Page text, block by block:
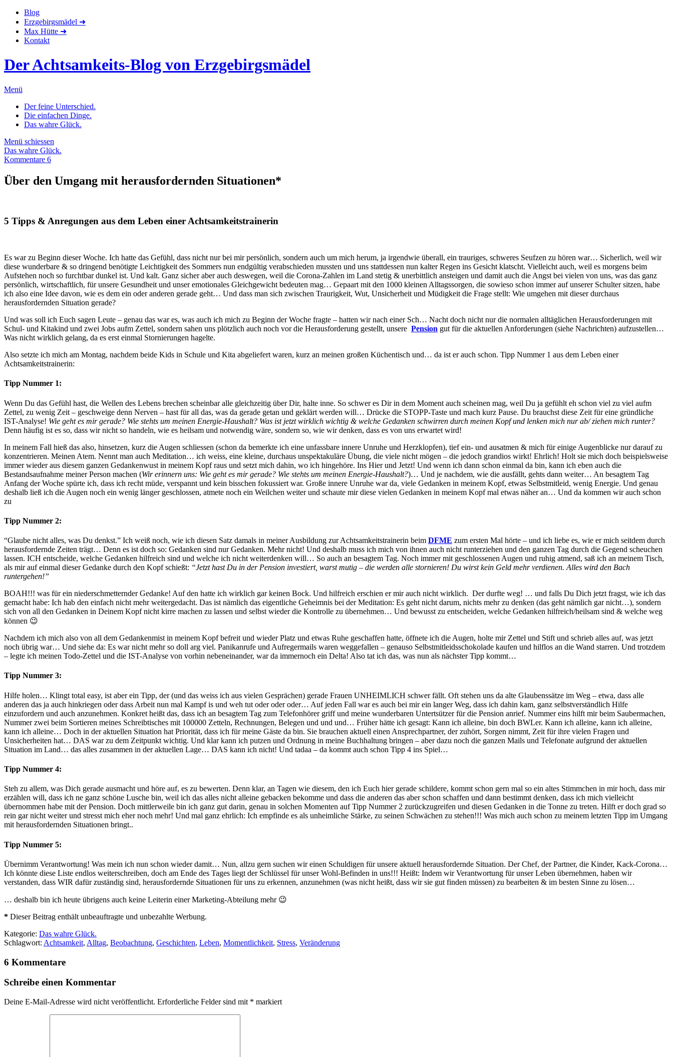
Blog
Erzgebirgsmädel ➜
Max Hütte ➜
Kontakt
Der Achtsamkeits-Blog von Erzgebirgsmädel
Menü
Der feine Unterschied.
Die einfachen Dinge.
Das wahre Glück.
Menü schiessen
Das wahre Glück.
Kommentare 6
Über den Umgang mit herausfordernden Situationen*
5 Tipps & Anregungen aus dem Leben einer Achtsamkeitstrainerin
Es war zu Beginn dieser Woche. Ich hatte das Gefühl, dass nicht nur bei mir persönlich, sondern auch um mich herum, ja irgendwie überall, ein trauriges, schweres Seufzen zu hören war… Sicherlich, weil wir
diese wunderbare & so dringend benötigte Leichtigkeit des Sommers nun endgültig verabschieden mussten und uns stattdessen nun kalter Regen ins Gesicht klatscht. Vielleicht auch, weil es morgens beim
Aufstehen noch so furchtbar dunkel ist. Und kalt. Ganz sicher aber auch deswegen, weil die Corona-Zahlen im Land stetig & unerbittlich ansteigen und damit auch die Angst bei vielen von uns, was das ganz
persönlich, wirtschaftlich, für unsere Gesundheit und unser emotionales Gleichgewicht bedeuten mag… Gepaart mit den 1000 kleinen Alltagssorgen, die sowieso schon immer auf unserer Schulter sitzen, habe
ich also eine Idee davon, wie es dem ein oder anderen gerade geht… Und dass man sich zwischen Traurigkeit, Wut, Unsicherheit und Müdigkeit die Frage stellt: Wie umgehen mit dieser durchaus
herausfordernden Situation gerade?
Und was soll ich Euch sagen Leute – genau das war es, was auch ich mich zu Beginn der Woche fragte – hatten wir nach einer Sch… Nacht doch nicht nur die normalen alltäglichen Herausforderungen mit
Schul- und Kitakind und zwei Jobs aufm Zettel, sondern sahen uns plötzlich auch noch vor die Herausforderung gestellt, unsere Pension gut für die aktuellen Anforderungen (siehe Nachrichten) aufzustellen…
Was nicht wirklich gelang, da es erst einmal Stornierungen hagelte.
Also setzte ich mich am Montag, nachdem beide Kids in Schule und Kita abgeliefert waren, kurz an meinen großen Küchentisch und… da ist er auch schon. Tipp Nummer 1 aus dem Leben einer
Achtsamkeitstrainerin:
Tipp Nummer 1:
Wenn Du das Gefühl hast, die Wellen des Lebens brechen scheinbar alle gleichzeitig über Dir, halte inne. So schwer es Dir in dem Moment auch scheinen mag, weil Du ja gefühlt eh schon viel zu viel aufm
Zettel, zu wenig Zeit – geschweige denn Nerven – hast für all das, was da gerade getan und geklärt werden will… Drücke die STOPP-Taste und mach kurz Pause. Du brauchst diese Zeit für eine gründliche
IST-Analyse! Wie geht es mir gerade? Wie stehts um meinen Energie-Haushalt? Was ist jetzt wirklich wichtig & welche Gedanken schwirren durch meinen Kopf und lenken mich nur ab/ ziehen mich runter?
Denn häufig ist es so, dass wir nicht so handeln, wie es heilsam und notwendig wäre, sondern so, wie wir denken, dass es von uns erwartet wird!
In meinem Fall hieß das also, hinsetzen, kurz die Augen schliessen (schon da bemerkte ich eine unfassbare innere Unruhe und Herzklopfen), tief ein- und ausatmen & mich für einige Augenblicke nur darauf zu
konzentrieren. Meinen Atem. Nennt man auch Meditation… ich weiss, eine kleine, durchaus unspektakuläre Übung, die viele nicht mögen – die jedoch grandios wirkt! Ehrlich! Holt sie mich doch beispielsweise
immer wieder aus diesem ganzen Gedankenwust in meinem Kopf raus und setzt mich dahin, wo ich hingehöre. Ins Hier und Jetzt! Und wenn ich dann schon einmal da bin, kann ich eben auch die
Bestandsaufnahme meiner Person machen (Wir erinnern uns: Wie geht es mir gerade? Wie stehts um meinen Energie-Haushalt?)… Und je nachdem, wie die ausfällt, gehts dann weiter… An besagtem Tag
Anfang der Woche spürte ich, dass ich recht müde, verspannt und kein bisschen fokussiert war. Große innere Unruhe war da, viele Gedanken in meinem Kopf, etwas Selbstmitleid, wenig Energie. Und genau
deshalb ließ ich die Augen noch ein wenig länger geschlossen, atmete noch ein Weilchen weiter und schaute mir diese vielen Gedanken in meinem Kopf mal etwas näher an… Und da kommen wir auch schon
zu
Tipp Nummer 2:
“Glaube nicht alles, was Du denkst.” Ich weiß noch, wie ich diesen Satz damals in meiner Ausbildung zur Achtsamkeitstrainerin beim DFME zum ersten Mal hörte – und ich liebe es, wie er mich seitdem durch
herausfordernde Zeiten trägt… Denn es ist doch so: Gedanken sind nur Gedanken. Mehr nicht! Und deshalb muss ich mich von ihnen auch nicht runterziehen und den ganzen Tag durch die Gegend scheuchen
lassen. ICH entscheide, welche Gedanken hilfreich sind und welche ich nicht weiterdenken will… So auch an besagtem Tag. Noch immer mit geschlossenen Augen und ruhig atmend, saß ich an meinem Tisch,
als mir auf einmal dieser Gedanke durch den Kopf schießt: “Jetzt hast Du in der Pension investiert, warst mutig – die werden alle stornieren! Du wirst kein Geld mehr verdienen. Alles wird den Bach
runtergehen!”
BOAH!!! was für ein niederschmetternder Gedanke! Auf den hatte ich wirklich gar keinen Bock. Und hilfreich erschien er mir auch nicht wirklich. Der durfte weg! … und falls Du Dich jetzt fragst, wie ich das
gemacht habe: Ich hab den einfach nicht mehr weitergedacht. Das ist nämlich das eigentliche Geheimnis bei der Meditation: Es geht nicht darum, nichts mehr zu denken (das geht nämlich gar nicht…), sondern
sich von all den Gedanken in Deinem Kopf nicht kirre machen zu lassen und selbst wieder die Kontrolle zu übernehmen… Und bewusst zu entscheiden, welche Gedanken hilfreich/heilsam sind & welche weg
können 😉
Nachdem ich mich also von all dem Gedankenmist in meinem Kopf befreit und wieder Platz und etwas Ruhe geschaffen hatte, öffnete ich die Augen, holte mir Zettel und Stift und schrieb alles auf, was jetzt
noch übrig war… Und siehe da: Es war nicht mehr so doll arg viel. Panikanrufe und Aufregermails waren weggefallen – genauso Selbstmitleidsschokolade kaufen und hilflos an die Wand starren. Und trotzdem
– legte ich meinen Todo-Zettel und die IST-Analyse von vorhin nebeneinander, war da immernoch ein Delta! Also tat ich das, was nun als nächster Tipp kommt…
Tipp Nummer 3:
Hilfe holen… Klingt total easy, ist aber ein Tipp, der (und das weiss ich aus vielen Gesprächen) gerade Frauen UNHEIMLICH schwer fällt. Oft stehen uns da alte Glaubenssätze im Weg – etwa, dass alle
anderen das ja auch hinkriegen oder dass Arbeit nun mal Kampf is und weh tut oder oder oder… Auf jeden Fall war es auch bei mir ein langer Weg, dass ich dahin kam, ganz selbstverständlich Hilfe
einzufordern und auch anzunehmen. Konkret heißt das, dass ich an besagtem Tag zum Telefonhörer griff und meine wunderbaren Untertsützer für die Pension anrief. Nummer eins hilft mir beim Saubermachen,
Nummer zwei beim Sortieren meines Schreibtisches mit 100000 Zetteln, Rechnungen, Belegen und und und… Früher hätte ich gesagt: Kann ich alleine, bin doch BWLer. Kann ich alleine, kann ich alleine,
kann ich alleine… Doch in der aktuellen Situation hat Priorität, dass ich für meine Gäste da bin. Sie brauchen aktuell einen Ansprechpartner, der zuhört, Sorgen nimmt, Zeit für ihre vielen Fragen und
Unsicherheiten hat… DAS war zu dem Zeitpunkt wichtig. Und klar kann ich putzen und Ordnung in meine Buchhaltung bringen – aber dazu noch die ganzen Mails und Telefonate aufgrund der aktuellen
Situation im Land… das alles zusammen in der aktuellen Lage… DAS kann ich nicht! Und tadaa – da kommt auch schon Tipp 4 ins Spiel…
Tipp Nummer 4:
Steh zu allem, was Dich gerade ausmacht und höre auf, es zu bewerten. Denn klar, an Tagen wie diesem, den ich Euch hier gerade schildere, kommt schon gern mal so ein altes Stimmchen in mir hoch, dass mir
erzählen will, dass ich ne ganz schöne Lusche bin, weil ich das alles nicht alleine gebacken bekomme und dass die anderen das aber schon schaffen und dann bestimmt denken, dass ich mich vielleicht
übernommen habe mit der Pension. Doch mittlerweile bin ich ganz gut darin, genau in solchen Momenten auf Tipp Nummer 2 zurückzugreifen und diesen Gedanken in die Tonne zu treten. Hilft er doch grad so
rein gar nicht weiter und stresst mich eher noch mehr! Und mal ganz ehrlich: Ich empfinde es als unheimliche Stärke, zu seinen Schwächen zu stehen!!! Was mich auch schon zu meinem letzten Tipp im Umgang
mit herausfordernden Situationen bringt..
Tipp Nummer 5:
Übernimm Verantwortung! Was mein ich nun schon wieder damit… Nun, allzu gern suchen wir einen Schuldigen für unsere aktuell herausfordernde Situation. Der Chef, der Partner, die Kinder, Kack-Corona…
Ich könnte diese Liste endlos weiterschreiben, doch am Ende des Tages liegt der Schlüssel für unser Wohl-Befinden in uns!!! Heißt: Indem wir Verantwortung für unser Leben übernehmen, haben wir
verstanden, dass WIR dafür zuständig sind, herausfordernde Situationen für uns zu erkennen, anzunehmen (was nicht heißt, dass wir sie gut finden müssen) zu bearbeiten & im besten Sinne zu lösen…
… deshalb bin ich heute übrigens auch keine Leiterin einer Marketing-Abteilung mehr 😉
* Dieser Beitrag enthält unbeauftragte und unbezahlte Werbung.
Kategorie: Das wahre Glück.
Schlagwort: Achtsamkeit, Alltag, Beobachtung, Geschichten, Leben, Momentlichkeit, Stress, Veränderung
6 Kommentare
Schreibe einen Kommentar
Deine E-Mail-Adresse wird nicht veröffentlicht. Erforderliche Felder sind mit * markiert